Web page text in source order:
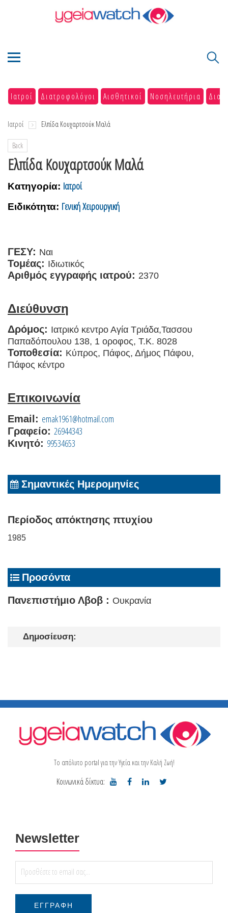
Ιατροί Διατροφολόγοι Αισθητικοί Νοσηλευτήρια
Ιατροί Ελπίδα Κουχαρτσούκ Μαλά
Back
Ελπίδα Κουχαρτσούκ Μαλά
Κατηγορία: Ιατροί
Ειδικότητα: Γενική Χειρουργική
ΓΕΣΥ: Ναι
Τομέας: Ιδιωτικός
Αριθμός εγγραφής ιατρού: 2370
Διεύθυνση
Δρόμος: Ιατρικό κεντρο Αγία Τριάδα,Τασσου
Παπαδόπουλου 138, 1 οροφος, T.K. 8028
Τοποθεσία: Κύπρος, Πάφος, Δήμος Πάφου,
Πάφος κέντρο
Επικοινωνία
Email: emak1961@hotmail.com
Γραφείο: 26944343
Κινητό: 99534653
Σημαντικές Ημερομηνίες
Περίοδος απόκτησης πτυχίου
1985
Προσόντα
Πανεπιστήμιο Λβoβ : Ουκρανία
Δημοσίευση:
Το απόλυτο portal για την Υγεία και την Καλή Ζωή!
Κοινωνικά δίκτυα:
Newsletter